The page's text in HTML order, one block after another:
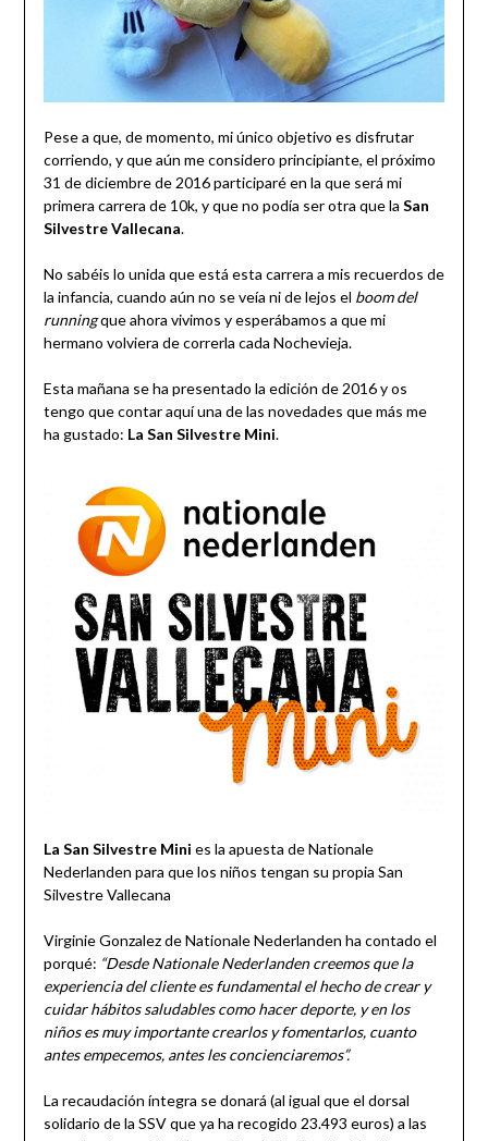
Pese a que, de momento, mi único objetivo es disfrutar
corriendo, y que aún me considero principiante, el próximo
31 de diciembre de 2016 participaré en la que será mi
primera carrera de 10k, y que no podía ser otra que la San
Silvestre Vallecana.
No sabéis lo unida que está esta carrera a mis recuerdos de
la infancia, cuando aún no se veía ni de lejos el boom del
runningque ahora vivimos y esperábamos a que mi
hermano volviera de correrla cada Nochevieja.
Esta mañana se ha presentado la edición de 2016 y os
tengo que contar aquí una de las novedades que más me
ha gustado: La San Silvestre Mini.
La San Silvestre Mini es la apuesta de Nationale
Nederlanden para que los niños tengan su propia San
Silvestre Vallecana
Virginie Gonzalez de Nationale Nederlanden ha contado el
porqué: “Desde Nationale Nederlanden creemos que la
experiencia del cliente es fundamental el hecho de crear y
cuidar hábitos saludables como hacer deporte, y en los
niños es muy importante crearlos y fomentarlos, cuanto
antes empecemos, antes les concienciaremos”.
La recaudación íntegra se donará (al igual que el dorsal
solidario de la SSV que ya ha recogido 23.493 euros) a las